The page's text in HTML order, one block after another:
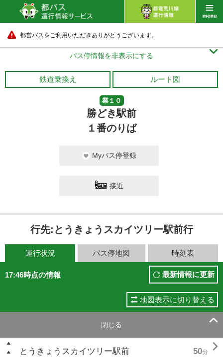
都営バスをご利用いただきありがとうございます。
バス停情報を非表示にする 
鉄道乗換え ルート図
業１０
勝どき駅前
１番のりば
Myバス停登録
接近
行先:とうきょうスカイツリー駅前行
運行状況 バス停地図 時刻表
17:46時点の情報 最新情報に更新
地図表示に切り替える
閉じる 
とうきょうスカイツリー駅前 50分 